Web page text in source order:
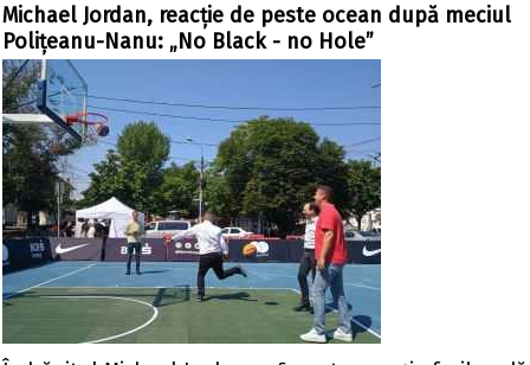
Michael Jordan, reacție de peste ocean după meciul
Polițeanu-Nanu: „No Black - no Hole”